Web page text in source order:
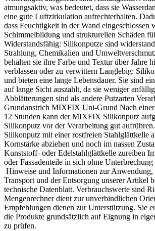
atmungsaktiv, was bedeutet, dass sie
eine gute Luftzirkulation aufrechterhalten.
dass Feuchtigkeit in der Wand eingeschlossen
Schimmelbildung und strukturellen Schäden
Widerstandsfähig: Silikonputze sind
Strahlung, Chemikalien und
behalten sie ihre Farbe und Textur über Jahre
verblassen oder zu verwittern Langlebig:
und bieten eine lange Lebensdauer. Sie sind
auf lange Sicht auszahlt, da sie weniger
Abblätterungen sind als andere Putzarten
Grundanstrich MIXFIX Uni-Grund Nach einer
12 Stunden kann der MIXFIX Silikonputz
Silikonputz vor der Verarbeitung gut
Silikonputz mit einer rostfreien Stahlglättkelle
Kornstärke abziehen und noch im nassen
Kunststoff- oder Edelstahlglättkelle zureiben
oder Fassadenteile in sich ohne Unterbrechung
Hinweise und Informationen zur Anwendung,
Transport und der Entsorgung unserer Artikel
technische Datenblatt. Verbrauchswerte sind
Mengenrechner dient zur unverbindlichen
Empfehlungen dienen zur Unterstützung. Sie
die Produkte grundsätzlich auf Eignung in
zu prüfen.